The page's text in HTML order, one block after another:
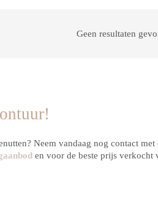
Geen resultaten
Neem vandaag nog contact
en voor de beste prijs verkocht